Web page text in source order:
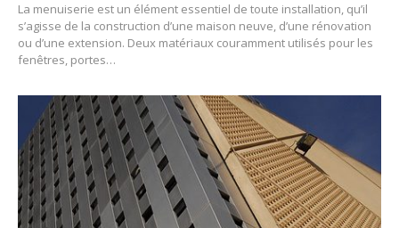
La menuiserie est un élément essentiel de toute installation, qu’il
s’agisse de la construction d’une maison neuve, d’une rénovation
ou d’une extension. Deux matériaux couramment utilisés pour les
fenêtres, portes…